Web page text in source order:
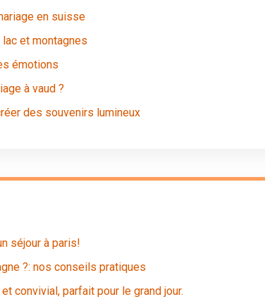
en suisse
et montagnes
émotions
à vaud ?
des souvenirs lumineux
séjour à paris!
?: nos conseils pratiques
convivial, parfait pour le grand jour.